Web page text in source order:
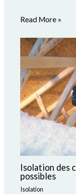
Read More »
Isolation des
possibles
Isolation